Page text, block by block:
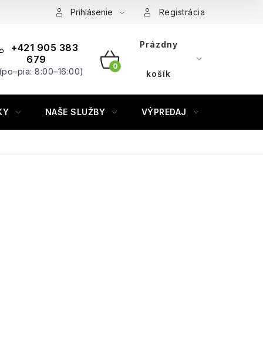
Prihlásenie Registrácia
+421 905 383
679
8:00–16:00) NÁKUPNÝ
Prázdny
košík
NAŠE SLUŽBY VÝPREDAJ